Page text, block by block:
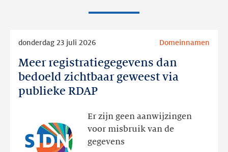
Meer registratiegegevens dan
bedoeld zichtbaar geweest via
publieke RDAP
donderdag 23 juli 2026 Domeinnamen
Er zijn geen aanwijzingen
voor misbruik van de
gegevens
Meer
registratiegegevens
bedoeld
publieke